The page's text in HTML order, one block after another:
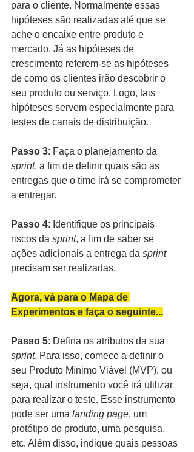
para o cliente. Normalmente essas
hipóteses são realizadas até que se
ache o encaixe entre produto e
mercado. Já as hipóteses de
crescimento referem-se as hipóteses
de como os clientes irão descobrir o
seu produto ou serviço. Logo, tais
hipóteses servem especialmente para
testes de canais de distribuição.
Passo 3: Faça o planejamento da
sprint, a fim de definir quais são as
entregas que o time irá se comprometer
a entregar.
Passo 4: Identifique os principais
riscos da sprint, a fim de saber se
ações adicionais a entrega da sprint
precisam ser realizadas.
Agora, vá para o Mapa de
Experimentos e faça o seguinte...
Passo 5: Defina os atributos da sua
sprint. Para isso, comece a definir o
seu Produto Mínimo Viável (MVP), ou
seja, qual instrumento você irá utilizar
para realizar o teste. Esse instrumento
pode ser uma landing page, um
protótipo do produto, uma pesquisa,
etc. Além disso, indique quais pessoas